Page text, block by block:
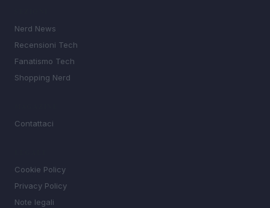
Nerd News
Recensioni Tech
Fanatismo Tech
Shopping Nerd
Contattaci
Cookie Policy
Privacy Policy
Note legali